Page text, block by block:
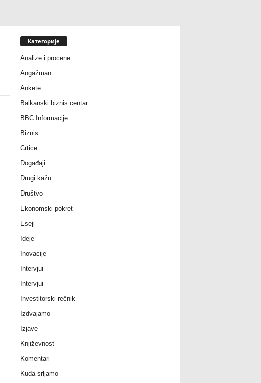
Категорије
Analize i procene
Angažman
Ankete
Balkanski biznis centar
BBC Informacije
Biznis
Crtice
Događaji
Drugi kažu
Društvo
Ekonomski pokret
Eseji
Ideje
Inovacije
Intervjui
Intervjui
Investitorski rečnik
Izdvajamo
Izjave
Književnost
Komentari
Kuda srljamo